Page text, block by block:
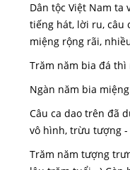
Dân tộc Việt Nam
tiếng hát, lời ru, câu
miệng rộng rãi,
Trăm năm bia đá thì
Ngàn năm bia
Câu ca dao trên đã
vô hình, trừu tượng
Trăm năm tượng